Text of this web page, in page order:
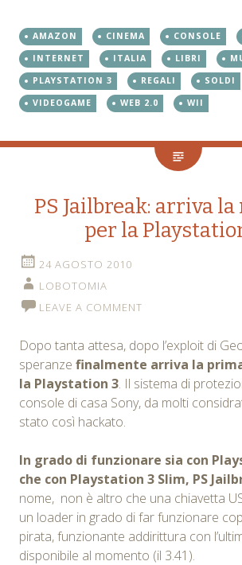
AMAZON CINEMA CONSOLE
INTERNET
ITALIA LIBRI
PLAYSTATION 3
REGALI
SOLDI
VIDEOGAME
WEB 2.0 WII
PS Jailbreak: arriva
per la
24 AGOSTO 2010
LOBOTOMIA
LEAVE A COMMENT
Dopo tanta attesa, dopo l’exploit di
speranze finalmente arriva la
la Playstation 3. Il sistema di
console di casa Sony, da molti
stato così hackato.
In grado di funzionare sia con
che con Playstation 3 Slim, PS
nome, non è altro che una chiavetta
un loader in grado di far funzionare
pirata, funzionante addirittura con
disponibile al momento (il 3.41).